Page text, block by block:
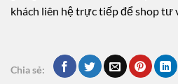
khách liên hệ trực tiếp để shop tư
Chia sẻ: